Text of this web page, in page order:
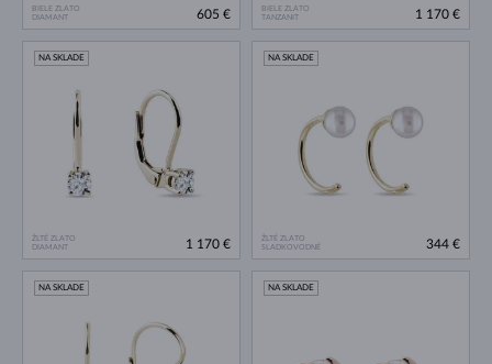
BIELE ZLATO
DIAMANT
605 €
BIELE ZLATO
TANZANIT
1 170 €
ŽLTÉ ZLATO
DIAMANT
NA SKLADE
1 170 €
ŽLTÉ ZLATO
SLADKOVODNÉ
NA SKLADE
344 €
NA SKLADE NA SKLADE